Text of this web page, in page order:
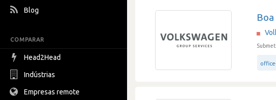
Blog
COMPARAR
Head2Head
Indústrias
Empresas remote